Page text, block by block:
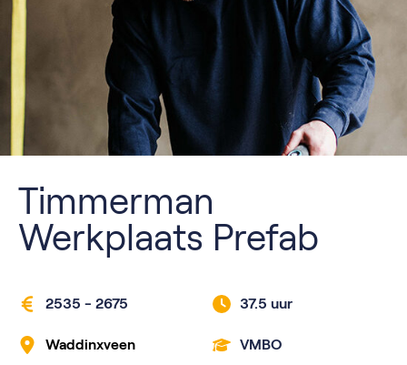
Timmerman
Werkplaats Prefab
2535 - 2675 37.5 uur
Waddinxveen VMBO